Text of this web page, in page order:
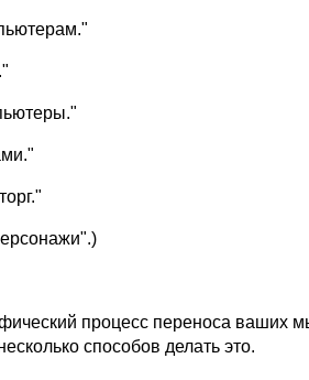
пpоцесс пеpеноса ваших
способов делать это.